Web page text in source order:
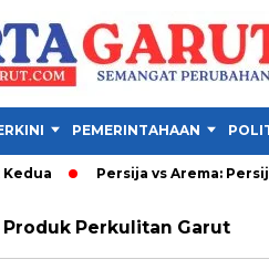
PEMERINTAHAAN
Persija vs Arema: Persija
Perkulitan Garut